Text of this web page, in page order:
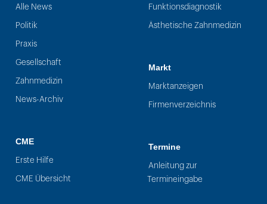
Alle News
Politik
Praxis
Gesellschaft
Zahnmedizin
News-Archiv
CME
Erste Hilfe
CME Übersicht
Funktionsdiagnostik
Ästhetische Zahnmedizin
Markt
Marktanzeigen
Firmenverzeichnis
Termine
Anleitung zur
Termineingabe